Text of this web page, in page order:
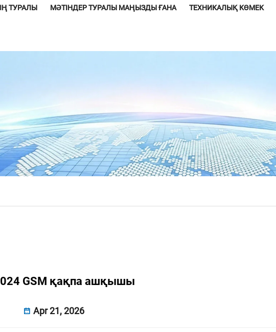
ТУРАЛЫ МӘТІНДЕР ТУРАЛЫ МАҢЫЗДЫ ҒАНА ТЕХНИКАЛЫҚ КӨМЕК
GSM қақпа ашқышы
Apr 21, 2026